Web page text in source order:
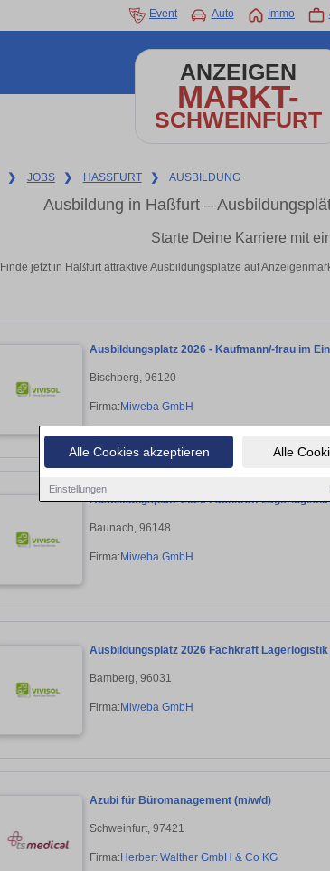
Alle Cookies akzeptieren Alle
Einstellungen
Event Auto Immo
ANZEIGEN
MARKT-
SCHWEINFURT
❯ JOBS ❯ HASSFURT ❯ AUSBILDUNG
Ausbildung in Haßfurt –
Starte Deine Karriere mit
Finde jetzt in Haßfurt attraktive Ausbildungsplätze auf
Ausbildungsplatz 2026 - Kaufmann/-frau im
Bischberg, 96120
Firma:Miweba GmbH
Ausbildungsplatz 2026 Fachkraft Lagerlogistik
Baunach, 96148
Firma:Miweba GmbH
Ausbildungsplatz 2026 Fachkraft Lagerlogistik
Bamberg, 96031
Firma:Miweba GmbH
Azubi für Büromanagement (m/w/d)
Schweinfurt, 97421
Firma:Herbert Walther GmbH & Co KG